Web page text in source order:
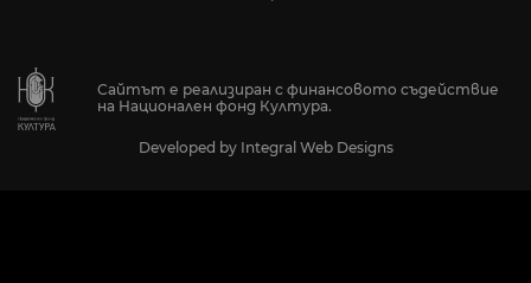
Сайтът е реализиран с финансовото съдействие
на Национален фонд Култура.
Developed by Integral Web Designs